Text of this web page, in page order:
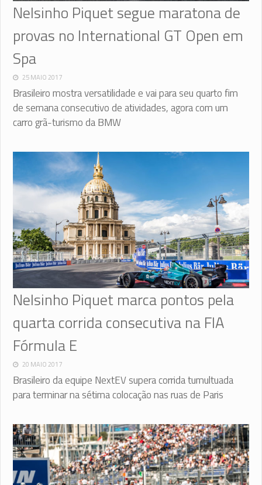
Nelsinho Piquet segue maratona de
provas no International GT Open em
Spa
25 MAIO 2017
Brasileiro mostra versatilidade e vai para seu quarto fim
de semana consecutivo de atividades, agora com um
carro grã-turismo da BMW
Nelsinho Piquet marca pontos pela
quarta corrida consecutiva na FIA
Fórmula E
20 MAIO 2017
Brasileiro da equipe NextEV supera corrida tumultuada
para terminar na sétima colocação nas ruas de Paris